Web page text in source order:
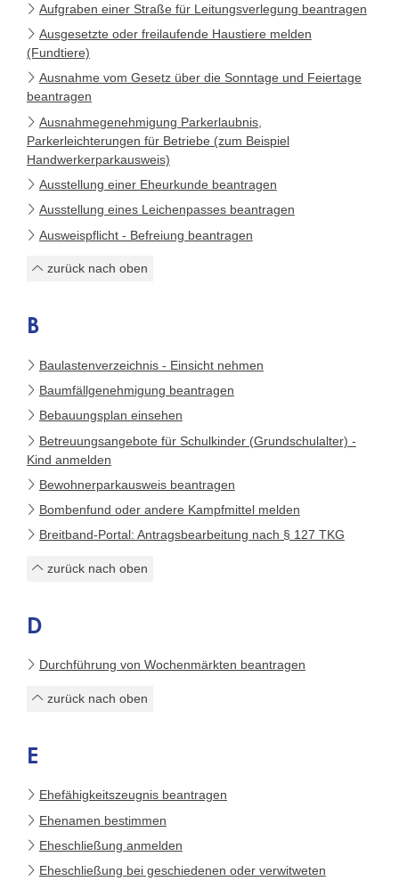
Aufgraben einer Straße für Leitungsverlegung beantragen
Ausgesetzte oder freilaufende Haustiere melden
(Fundtiere)
Ausnahme vom Gesetz über die Sonntage und Feiertage
beantragen
Ausnahmegenehmigung Parkerlaubnis,
Parkerleichterungen für Betriebe (zum Beispiel
Handwerkerparkausweis)
Ausstellung einer Eheurkunde beantragen
Ausstellung eines Leichenpasses beantragen
Ausweispflicht - Befreiung beantragen
zurück nach oben
B
Baulastenverzeichnis - Einsicht nehmen
Baumfällgenehmigung beantragen
Bebauungsplan einsehen
Betreuungsangebote für Schulkinder (Grundschulalter) -
Kind anmelden
Bewohnerparkausweis beantragen
Bombenfund oder andere Kampfmittel melden
Breitband-Portal: Antragsbearbeitung nach § 127 TKG
zurück nach oben
D
Durchführung von Wochenmärkten beantragen
zurück nach oben
E
Ehefähigkeitszeugnis beantragen
Ehenamen bestimmen
Eheschließung anmelden
Eheschließung bei geschiedenen oder verwitweten